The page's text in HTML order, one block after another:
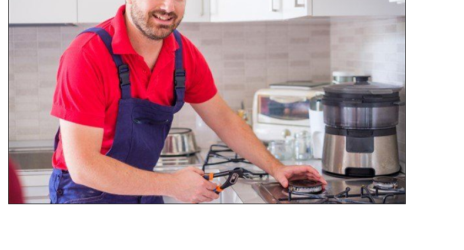
Lior Rubin
הייתה לי להבה נמוכה וחזר אליי טכנאי גז מהאתר הזה. הוא
אמר לי שלא בהכרח אני צריך טכנאי ויכול להיות שחברת
הגז תפתור לי את הבעיה. היה ממש הוגן.
Aharon Kalderon
נכון לכתיבת הבקשה האתר עומד בכל הדרישות נמתין
לביצוע ואז אהיה מוכן לתת חוות דעת סופית